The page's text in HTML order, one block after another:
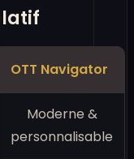
OTT Navigator
Moderne &
personnalisable